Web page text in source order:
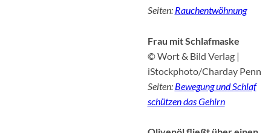
Seiten: Rauchentwöhnung
Frau mit Schlafmaske
© Wort & Bild Verlag |
iStockphoto/Charday Penn
Seiten: Bewegung und Schlaf
schützen das Gehirn